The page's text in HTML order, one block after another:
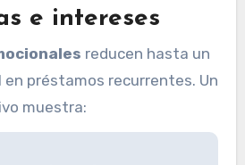
e intereses
reducen hasta un
préstamos recurrentes. Un
muestra: